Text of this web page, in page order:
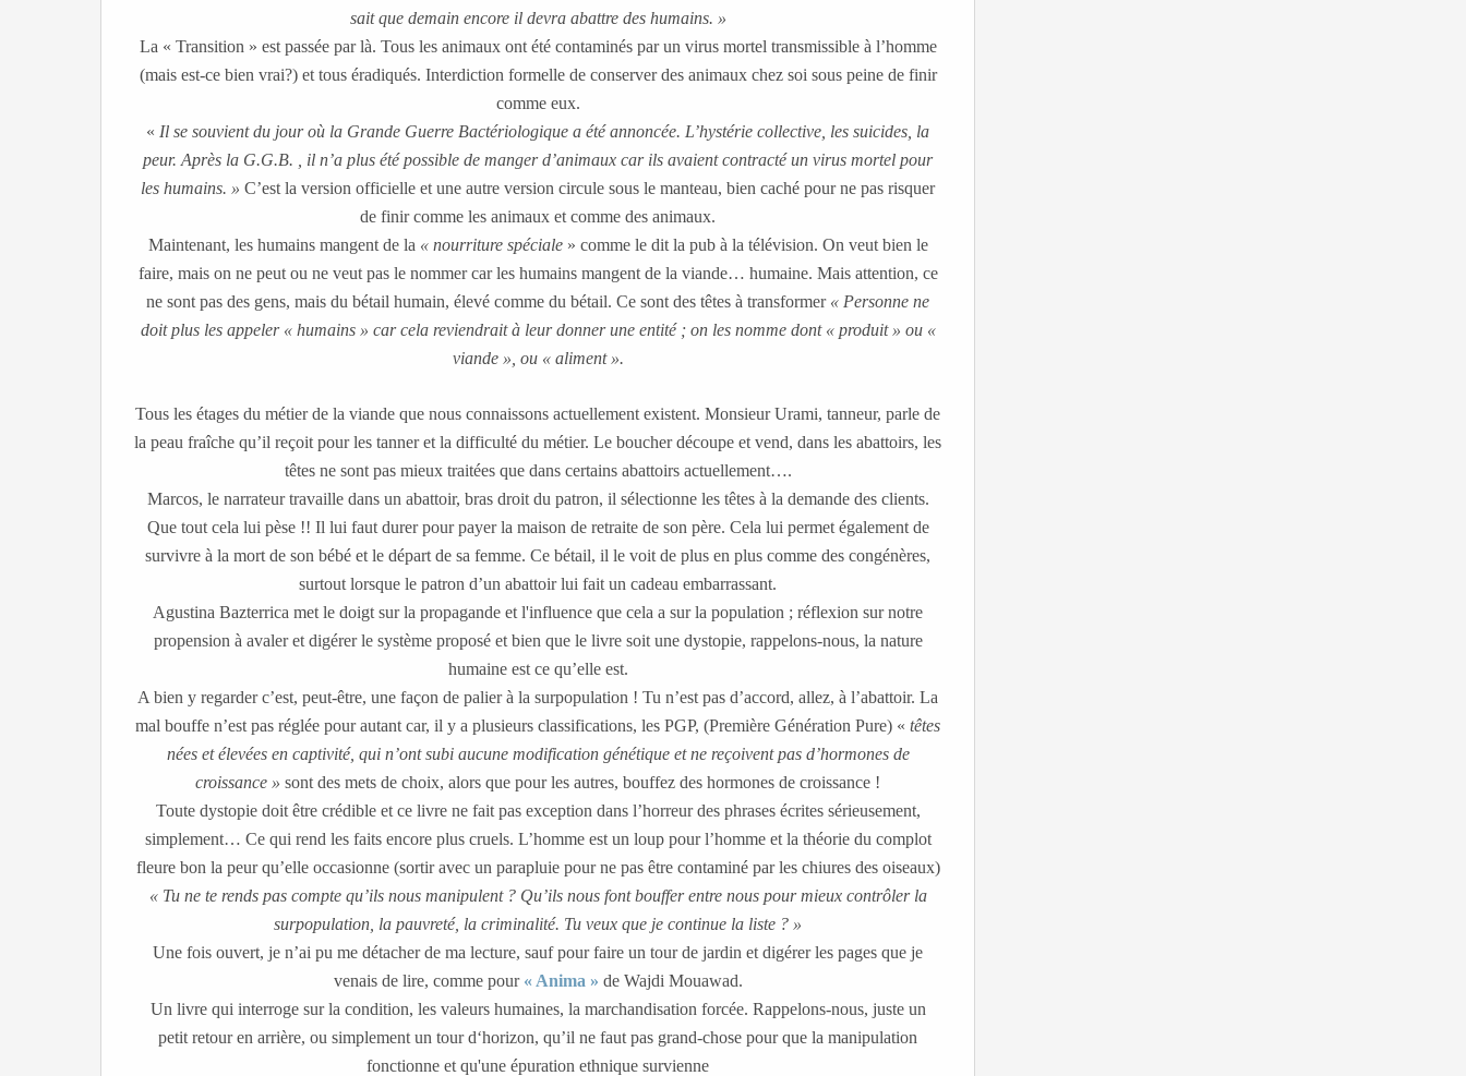
sait que demain encore il devra abattre des humains. »
La « Transition » est passée par là. Tous les animaux ont été contaminés par un virus mortel transmissible à l’homme
(mais est-ce bien vrai?) et tous éradiqués. Interdiction formelle de conserver des animaux chez soi sous peine de finir
comme eux.
« Il se souvient du jour où la Grande Guerre Bactériologique a été annoncée. L’hystérie collective, les suicides, la
peur. Après la G.G.B. , il n’a plus été possible de manger d’animaux car ils avaient contracté un virus mortel pour
les humains. » C’est la version officielle et une autre version circule sous le manteau, bien caché pour ne pas risquer
de finir comme les animaux et comme des animaux.
Maintenant, les humains mangent de la « nourriture spéciale » comme le dit la pub à la télévision. On veut bien le
faire, mais on ne peut ou ne veut pas le nommer car les humains mangent de la viande… humaine. Mais attention, ce
ne sont pas des gens, mais du bétail humain, élevé comme du bétail. Ce sont des têtes à transformer « Personne ne
doit plus les appeler « humains » car cela reviendrait à leur donner une entité ; on les nomme dont « produit » ou «
viande », ou « aliment ».
Tous les étages du métier de la viande que nous connaissons actuellement existent. Monsieur Urami, tanneur, parle de
la peau fraîche qu’il reçoit pour les tanner et la difficulté du métier. Le boucher découpe et vend, dans les abattoirs, les
têtes ne sont pas mieux traitées que dans certains abattoirs actuellement….
Marcos, le narrateur travaille dans un abattoir, bras droit du patron, il sélectionne les têtes à la demande des clients.
Que tout cela lui pèse !! Il lui faut durer pour payer la maison de retraite de son père. Cela lui permet également de
survivre à la mort de son bébé et le départ de sa femme. Ce bétail, il le voit de plus en plus comme des congénères,
surtout lorsque le patron d’un abattoir lui fait un cadeau embarrassant.
Agustina Bazterrica met le doigt sur la propagande et l'influence que cela a sur la population ; réflexion sur notre
propension à avaler et digérer le système proposé et bien que le livre soit une dystopie, rappelons-nous, la nature
humaine est ce qu’elle est.
A bien y regarder c’est, peut-être, une façon de palier à la surpopulation ! Tu n’est pas d’accord, allez, à l’abattoir. La
mal bouffe n’est pas réglée pour autant car, il y a plusieurs classifications, les PGP, (Première Génération Pure) « têtes
nées et élevées en captivité, qui n’ont subi aucune modification génétique et ne reçoivent pas d’hormones de
croissance » sont des mets de choix, alors que pour les autres, bouffez des hormones de croissance !
Toute dystopie doit être crédible et ce livre ne fait pas exception dans l’horreur des phrases écrites sérieusement,
simplement… Ce qui rend les faits encore plus cruels. L’homme est un loup pour l’homme et la théorie du complot
fleure bon la peur qu’elle occasionne (sortir avec un parapluie pour ne pas être contaminé par les chiures des oiseaux)
« Tu ne te rends pas compte qu’ils nous manipulent ? Qu’ils nous font bouffer entre nous pour mieux contrôler la
surpopulation, la pauvreté, la criminalité. Tu veux que je continue la liste ? »
Une fois ouvert, je n’ai pu me détacher de ma lecture, sauf pour faire un tour de jardin et digérer les pages que je
venais de lire, comme pour « Anima » de Wajdi Mouawad.
Un livre qui interroge sur la condition, les valeurs humaines, la marchandisation forcée. Rappelons-nous, juste un
petit retour en arrière, ou simplement un tour d‘horizon, qu’il ne faut pas grand-chose pour que la manipulation
fonctionne et qu'une épuration ethnique survienne